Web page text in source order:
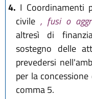
4. I Coordinamenti
civile , fusi o
altresì di
sostegno delle
prevedersi
per la
comma 5.